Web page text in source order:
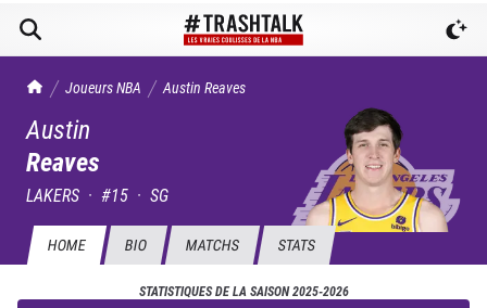
TrashTalk Actu NBA
Joueurs NBA Austin Reaves
Austin
Reaves
LAKERS · #15 · SG
HOME BIO MATCHS STATS
STATISTIQUES DE LA SAISON2025-2026